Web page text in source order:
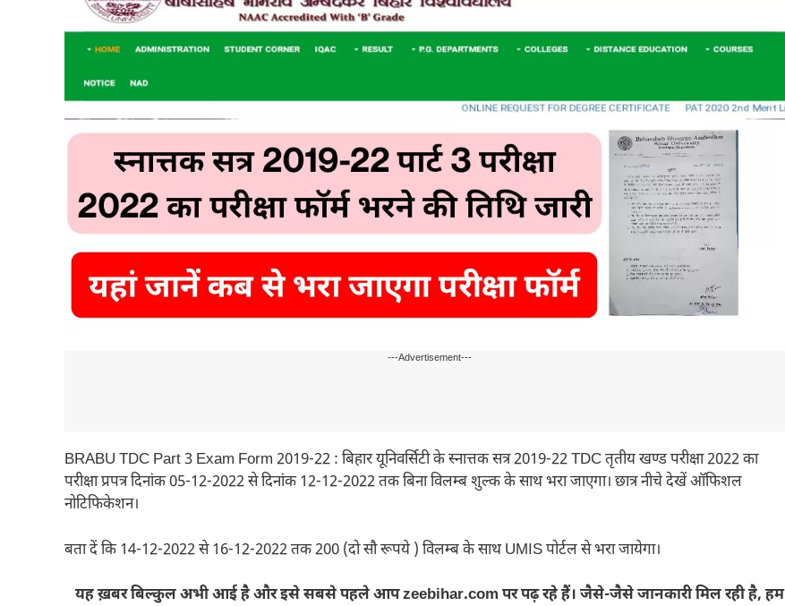
---Advertisement---
BRABU TDC Part 3 Exam Form 2019-22 : बिहार यूनिवर्सिटी के स्नात्तक सत्र 2019-22 TDC तृतीय खण्ड परीक्षा 2022 का
परीक्षा प्रपत्र दिनांक 05-12-2022 से दिनांक 12-12-2022 तक बिना विलम्ब शुल्क के साथ भरा जाएगा। छात्र नीचे देखें ऑफिशल
नोटिफिकेशन।
बता दें कि 14-12-2022 से 16-12-2022 तक 200 (दो सौ रूपये ) विलम्ब के साथ UMIS पोर्टल से भरा जायेगा।
यह ख़बर बिल्कुल अभी आई है और इसे सबसे पहले आप zeebihar.com पर पढ़ रहे हैं। जैसे-जैसे जानकारी मिल रही है, हम